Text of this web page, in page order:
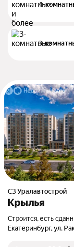
4-
3-
СЗ Уралавтострой
Крылья
Строится, есть
Екатеринбург, ул.